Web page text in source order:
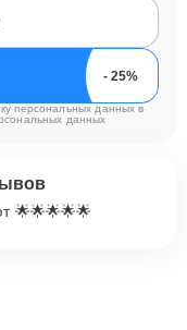
персональных данных в
данных
🌟🌟🌟🌟🌟